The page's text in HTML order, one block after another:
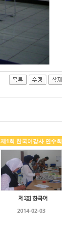
제1회 한국어강사 연수회
제1회 한국어
2014-02-03